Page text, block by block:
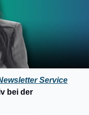
Service
bei der